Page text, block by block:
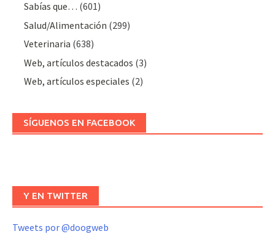
Sabías que… (601)
Salud/Alimentación (299)
Veterinaria (638)
Web, artículos destacados (3)
Web, artículos especiales (2)
SÍGUENOS EN FACEBOOK
Y EN TWITTER
Tweets por @doogweb